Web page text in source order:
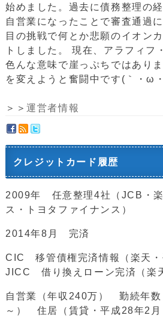
始めました。過去に債務整理の
自営業になったことで審査通過
目の挑戦で何とか悲願のイオン
トしました。 現在、アラフィフ
色んな意味で崖っぷちではあり
を変えようと奮闘中です(｀・ω・
＞＞運営者情報
クレジットカード履歴
2009年 任意整理4社（JCB・
ス・トヨタファイナンス）
2014年8月 完済
CIC 移管債権完済情報（楽天・
JICC 借り換えローン完済（楽
自営業（年収240万） 勤続年数
～） 住居（賃貸・平成28年2月